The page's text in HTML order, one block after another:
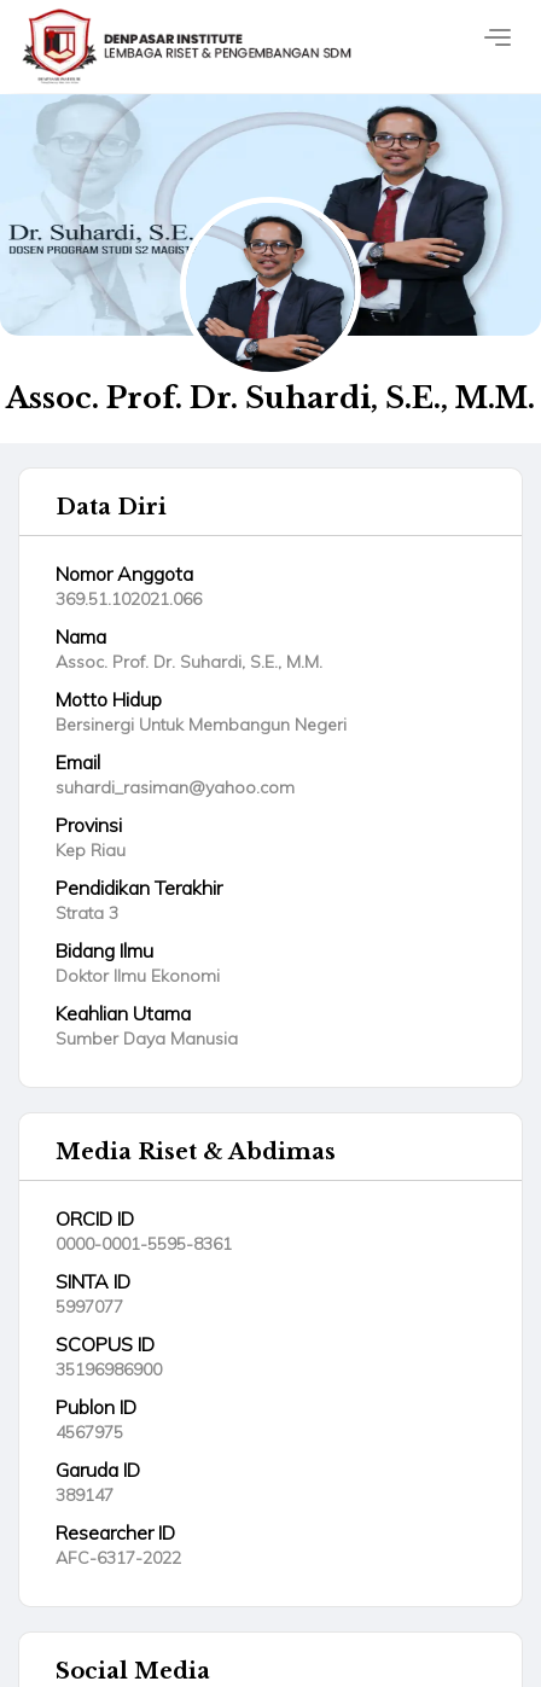
Assoc. Prof. Dr. Suhardi, S.E., M.M.
Data Diri
Nomor Anggota
369.51.102021.066
Nama
Assoc. Prof. Dr. Suhardi, S.E., M.M.
Motto Hidup
Bersinergi Untuk Membangun Negeri
Email
suhardi_rasiman@yahoo.com
Provinsi
Kep Riau
Pendidikan Terakhir
Strata 3
Bidang Ilmu
Doktor Ilmu Ekonomi
Keahlian Utama
Sumber Daya Manusia
Media Riset & Abdimas
ORCID ID
0000-0001-5595-8361
SINTA ID
5997077
SCOPUS ID
35196986900
Publon ID
4567975
Garuda ID
389147
Researcher ID
AFC-6317-2022
Social Media